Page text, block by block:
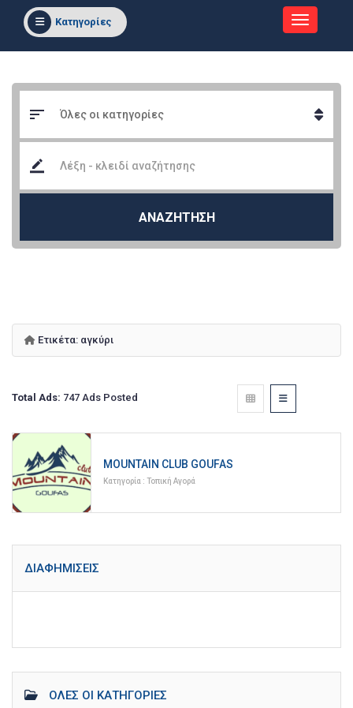
Κατηγορίες
ΑΝΑΖΗΤΗΣΗ
Ετικέτα: αγκύρι
Total Ads: 747 Ads Posted
MOUNTAIN CLUB GOUFAS
Κατηγορία : Τοπική Αγορά
ΔΙΑΦΗΜΊΣΕΙΣ
ΌΛΕΣ ΟΙ ΚΑΤΗΓΟΡΊΕΣ